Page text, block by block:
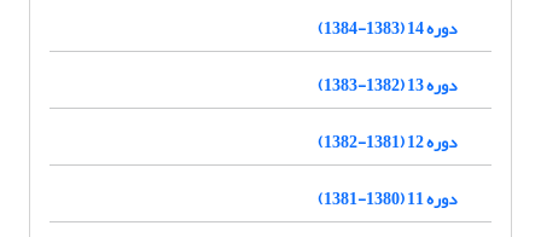
دوره 14 (1383-1384)
دوره 13 (1382-1383)
دوره 12 (1381-1382)
دوره 11 (1380-1381)